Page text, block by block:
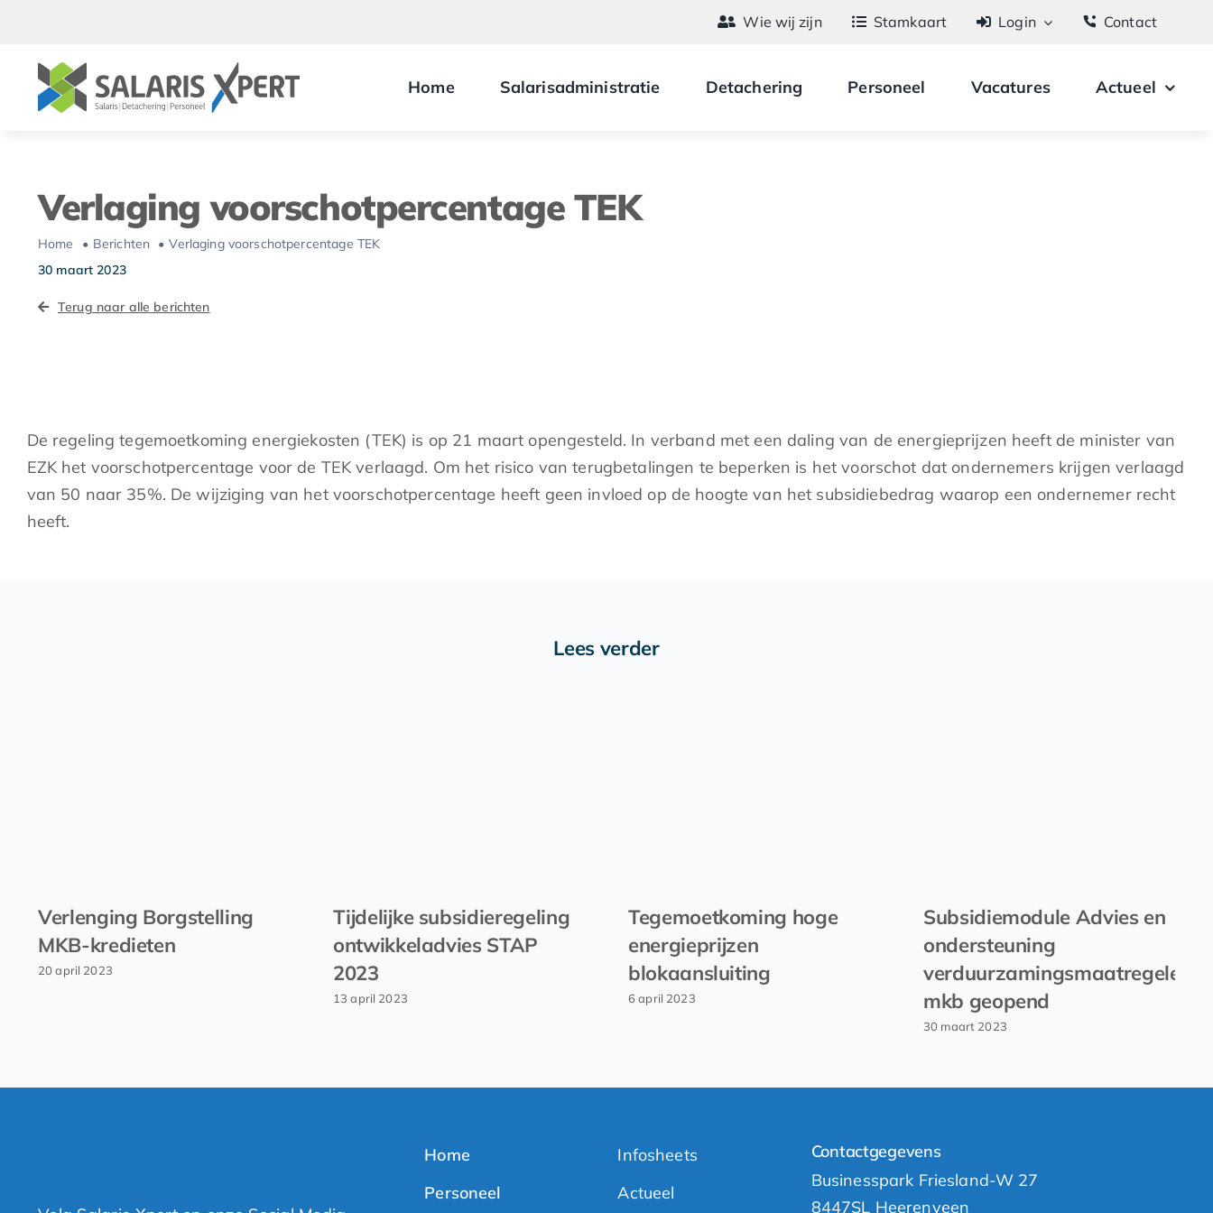
inhoud
Wie wij zijn Stamkaart Login Contact
Home Salarisadministratie Detachering Personeel Vacatures Actueel
Verlaging voorschotpercentage TEK
Home Berichten
Verlaging voorschotpercentage TEK
30 maart 2023
Terug naar alle berichten
De regeling tegemoetkoming energiekosten (TEK) is op 21 maart opengesteld. In verband met een daling van de energieprijzen heeft de minister van
EZK het voorschotpercentage voor de TEK verlaagd. Om het risico van terugbetalingen te beperken is het voorschot dat ondernemers krijgen verlaagd
van 50 naar 35%. De wijziging van het voorschotpercentage heeft geen invloed op de hoogte van het subsidiebedrag waarop een ondernemer recht
heeft.
Lees verder
Verlenging Borgstelling
MKB-kredieten
20 april 2023
Tijdelijke subsidieregeling
ontwikkeladvies STAP
2023
13 april 2023
Tegemoetkoming hoge
energieprijzen
blokaansluiting
6 april 2023
Subsidiemodule Advies en
ondersteuning
verduurzamingsmaatregelen
mkb geopend
30 maart 2023
Home
Personeel
Infosheets
Actueel
Contactgegevens
Businesspark Friesland-W 27
8447SL Heerenveen